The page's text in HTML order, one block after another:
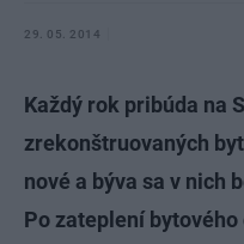
29. 05. 2014
Každý rok pribúda na
zrekonštruovaných
nové a býva sa v nich
Po zateplení